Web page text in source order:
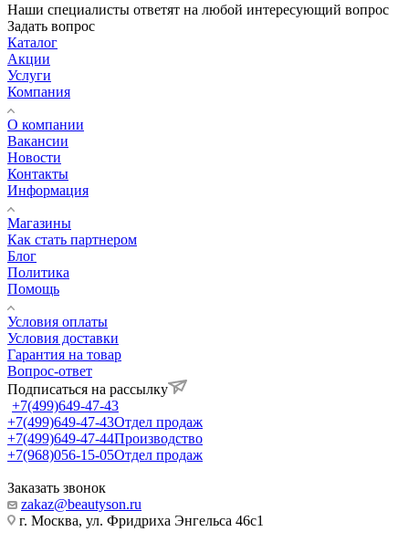
Наши специалисты ответят на любой интересующий вопрос
Задать вопрос
Каталог
Акции
Услуги
Компания
О компании
Вакансии
Новости
Контакты
Информация
Магазины
Как стать партнером
Блог
Политика
Помощь
Условия оплаты
Условия доставки
Гарантия на товар
Вопрос-ответ
Подписаться на рассылку
+7(499)649-47-43
+7(499)649-47-43Отдел продаж
+7(499)649-47-44Производство
+7(968)056-15-05Отдел продаж
Заказать звонок
zakaz@beautyson.ru
г. Москва, ул. Фридриха Энгельса 46с1